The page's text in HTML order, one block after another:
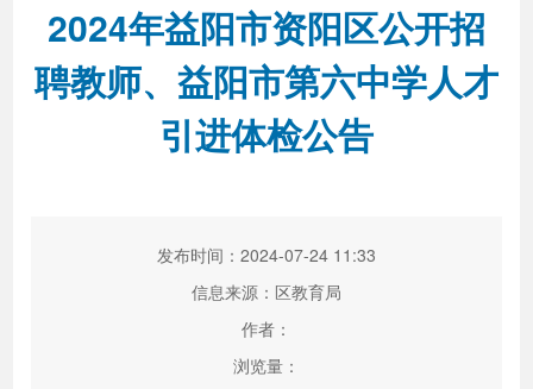
新闻中心 解读回应
2024年益阳市资阳区公开招
聘教师、益阳市第六中学人才
引进体检公告
发布时间：2024-07-24 11:33
信息来源：区教育局
作者：
浏览量：